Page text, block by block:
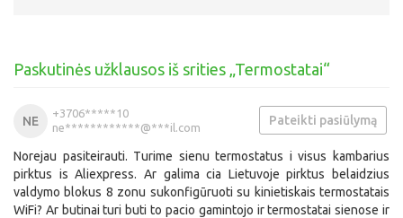
Paskutinės užklausos iš srities „Termostatai“
NE
+3706*****10
ne************@***il.com
Pateikti pasiūlymą
Norejau pasiteirauti. Turime sienu termostatus i visus kambarius
pirktus is Aliexpress. Ar galima cia Lietuvoje pirktus belaidzius
valdymo blokus 8 zonu sukonfigūruoti su kinietiskais termostatais
WiFi? Ar butinai turi buti to pacio gamintojo ir termostatai sienose ir